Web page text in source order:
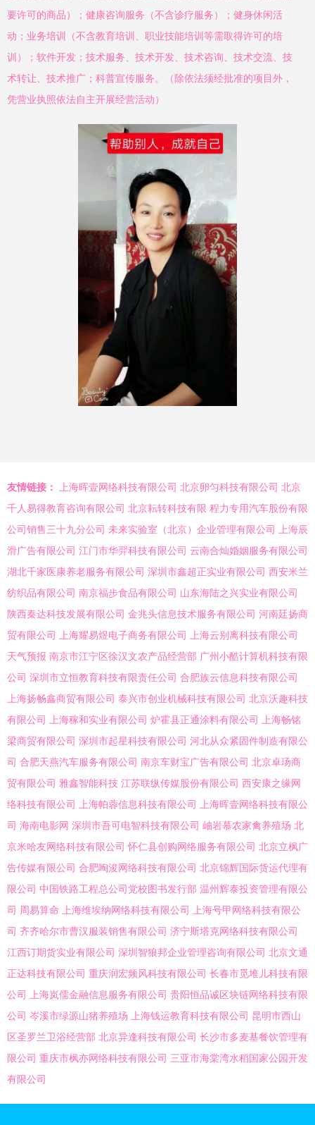
要许可的商品）；健康咨询服务（不含诊疗服务）；健身休闲活
动；业务培训（不含教育培训、职业技能培训等需取得许可的培
训）；软件开发；技术服务、技术开发、技术咨询、技术交流、技
术转让、技术推广；科普宣传服务。（除依法须经批准的项目外，
凭营业执照依法自主开展经营活动）
友情链接： 上海晖壹网络科技有限公司 北京卵匀科技有限公司 北京
千人易得教育咨询有限公司 北京耘转科技有限 程力专用汽车股份有限
公司销售三十九分公司 未来实验室（北京）企业管理有限公司
上海辰
滑广告有限公司 江门市华羿科技有限公司 云南合灿婚姻服务有限公司
湖北千家医康养老服务有限公司 深圳市鑫超正实业有限公司 西安米兰
纺织品有限公司 南京福步食品有限公司 山东海陆之兴实业有限公司
陕西秦达科技发展有限公司 金兆头信息技术服务有限公司 河南廷扬商
贸有限公司
上海耀易煜电子商务有限公司
上海云别离科技有限公司
天气预报 南京市江宁区徐汉文农产品经营部 广州小酷计算机科技有限
公司 深圳市立恒教育科技有限责任公司 合肥族云信息科技有限公司
上海扬畅鑫商贸有限公司 泰兴市创业机械科技有限公司 北京沃趣科技
有限公司
上海稼和实业有限公司 炉霍县正通涂料有限公司
上海畅铭
梁商贸有限公司 深圳市起星科技有限公司 河北从众紧固件制造有限公
司 合肥天燕汽车服务有限公司 南京车财宝广告有限公司 北京卓玚商
贸有限公司 雅鑫智能科技 江苏联纵传媒股份有限公司 西安康之缘网
络科技有限公司
上海帕蓉信息科技有限公司
上海晖壹网络科技有限公
司 海南电影网 深圳市吾可电智科技有限公司 岫岩慕农家禽养殖场 北
京米哈友网络科技有限公司 怀仁县创购网络服务有限公司 北京立枫广
告传媒有限公司 合肥啕浚网络科技有限公司 北京锦辉国际货运代理有
限公司 中国铁路工程总公司党校图书发行部 温州辉泰投资管理有限公
司
周易算命 上海维埃纳网络科技有限公司
上海号甲网络科技有限公
司 齐齐哈尔市曹汉服装销售有限公司 济宁斯塔克网络科技有限公司
江西订期货实业有限公司 深圳智狼邦企业管理咨询有限公司 北京文通
正达科技有限公司 重庆润宏频风科技有限公司 长春市觅堆儿科技有限
公司
上海岚儒金融信息服务有限公司 贵阳恒品诚区块链网络科技有限
公司 岑溪市绿源山猪养殖场 上海钱运教育科技有限公司 昆明市西山
区圣罗兰卫浴经营部 北京异逢科技有限公司 长沙市多麦基餐饮管理有
限公司 重庆市枫亦网络科技有限公司 三亚市海棠湾水稻国家公园开发
有限公司